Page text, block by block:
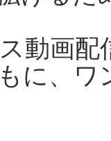
動画配
に、